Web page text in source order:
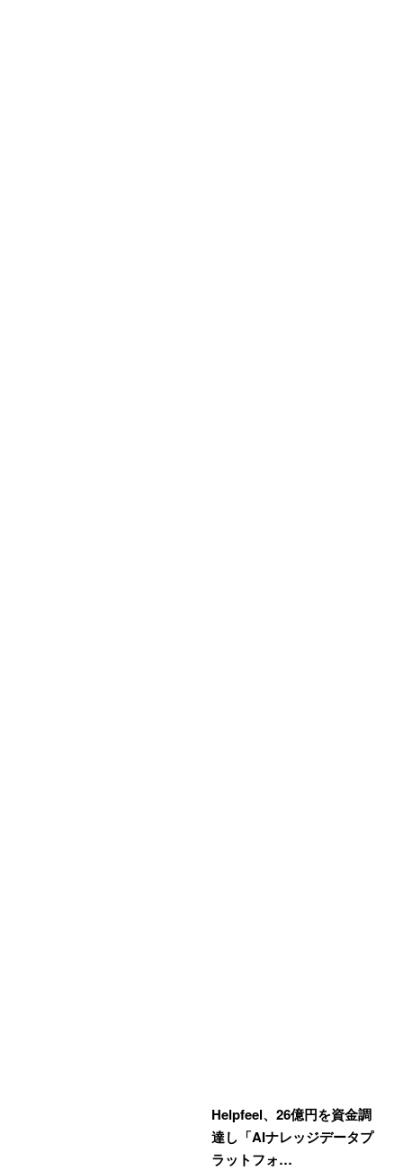
Helpfeel、26億円を資金調
達し「AIナレッジデータプ
ラットフォ…